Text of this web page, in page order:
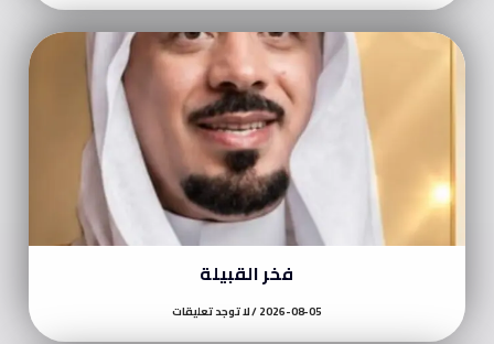
فخر القبيلة
2026-08-05 لا توجد تعليقات